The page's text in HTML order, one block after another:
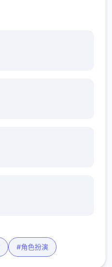
#角色扮演